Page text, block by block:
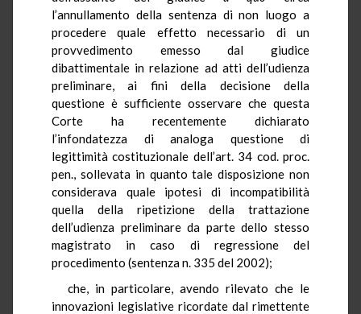
l’annullamento della sentenza di non luogo a
procedere quale effetto necessario di un
provvedimento emesso dal giudice
dibattimentale in relazione ad atti dell’udienza
preliminare, ai fini della decisione della
questione è sufficiente osservare che questa
Corte ha recentemente dichiarato
l’infondatezza di analoga questione di
legittimità costituzionale dell’art. 34 cod. proc.
pen., sollevata in quanto tale disposizione non
considerava quale ipotesi di incompatibilità
quella della ripetizione della trattazione
dell’udienza preliminare da parte dello stesso
magistrato in caso di regressione del
procedimento (sentenza n. 335 del 2002);
che, in particolare, avendo rilevato che le
innovazioni legislative ricordate dal rimettente